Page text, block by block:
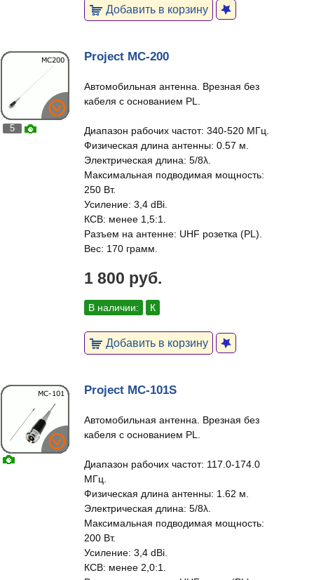
Добавить в корзину
5
Project MC-200
Автомобильная антенна. Врезная без
кабеля с основанием PL.
Диапазон рабочих частот: 340-520 МГц.
Физическая длина антенны: 0.57 м.
Электрическая длина: 5/8λ.
Максимальная подводимая мощность:
250 Вт.
Усиление: 3,4 dBi.
КСВ: менее 1,5:1.
Разъем на антенне: UHF розетка (PL).
Вес: 170 грамм.
1 800 руб.
В наличии: К
Добавить в корзину
Project MC-101S
Автомобильная антенна. Врезная без
кабеля с основанием PL.
Диапазон рабочих частот: 117.0-174.0
МГц.
Физическая длина антенны: 1.62 м.
Электрическая длина: 5/8λ.
Максимальная подводимая мощность:
200 Вт.
Усиление: 3,4 dBi.
КСВ: менее 2,0:1.